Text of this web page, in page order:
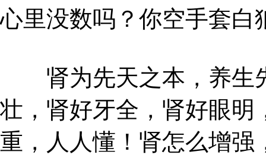
心里没数吗？你空手套白
肾为先天之本，养生
壮，肾好牙全，肾好眼明
重，人人懂！肾怎么增强